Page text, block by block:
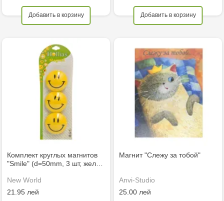
Добавить в корзину Добавить в корзину
Комплект круглых магнитов
"Smile" (d=50mm, 3 шт, жел…
New World
21.95 лей
Магнит "Слежу за тобой"
Anvi-Studio
25.00 лей